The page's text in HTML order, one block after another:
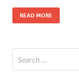
READ MORE